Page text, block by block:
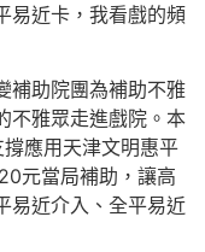
易近卡，我看戲的頻
補助院團為補助不雅
不雅眾走進戲院。本
應用天津文明惠平
元當局補助，讓高
易近介入、全平易近